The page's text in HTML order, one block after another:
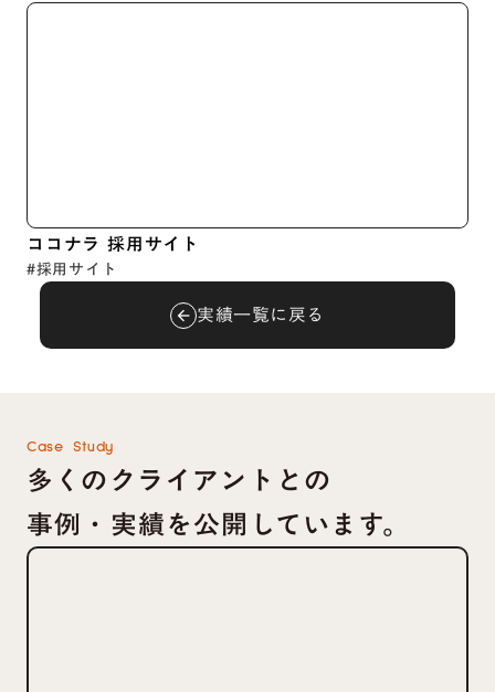
ココナラ 採用サイト
#採用サイト
arrow_back 実績一覧に戻る
Case Study
多くのクライアントとの
事例・実績を公開しています。